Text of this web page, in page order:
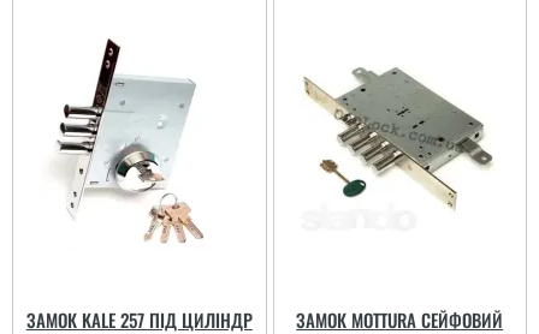
ЗАМОК KALE 257 ПІД ЦИЛІНДР ЗАМОК MOTTURA СЕЙФОВИЙ